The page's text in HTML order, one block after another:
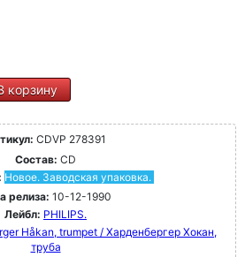
корзину
CDVP 278391
Состав: CD
Новое. Заводская упаковка.
релиза: 10-12-1990
Лейбл: PHILIPS.
Håkan, trumpet / Харденбергер Хокан,
труба